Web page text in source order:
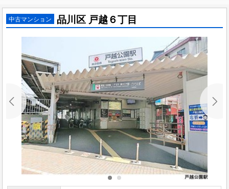
中古マンション 品川区 戸越６丁目